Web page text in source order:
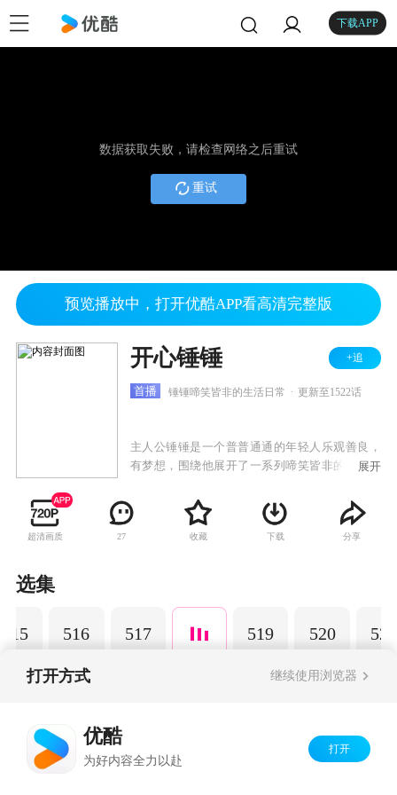
下载APP
数据获取失败，请检查网络之后重试
重试
预览播放中，打开优酷APP看高清完整版
开心锤锤 +追
首播 锤锤啼笑皆非的生活日常 更新至1522话
主人公锤锤是一个普普通通的年轻人乐观善良，
有梦想，围绕他展开了一系列啼笑皆非的故事。
常生活中发生的小故事，引发观众共鸣，传递正
能量，深受粉丝的喜爱。
展开
超清画质 27 收藏 下载 分享
选集
515 516 517 519 520 521
打开方式 继续使用浏览器
优酷
为好内容全力以赴
打开